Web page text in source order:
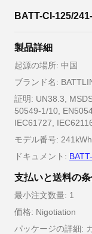
BATT-CI-125/
製品詳細
起源の場所: 中国
ブランド名:
証明: UN38.3,
50549-1/10,
IEC61727,
モデル番号: 241kWh
ドキュメント:
支払いと送料の
最小注文数量: 1
価格: Nigotiation
パッケージの詳細: